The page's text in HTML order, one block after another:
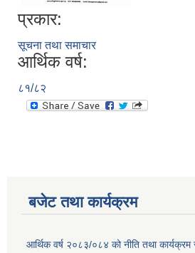
प्रकार:
सूचना तथा समाचार
आर्थिक वर्ष:
८१/८२
बजेट तथा कार्यक्रम
आर्थिक वर्ष २०८३/०८४ को नीति तथा